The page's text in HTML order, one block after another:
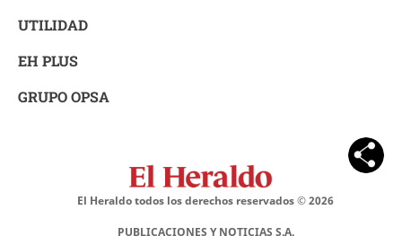
UTILIDAD
EH PLUS
GRUPO OPSA
El Heraldo todos los derechos reservados ©2026
PUBLICACIONES Y NOTICIAS S.A.